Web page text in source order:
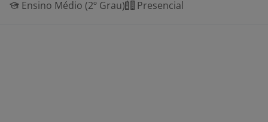
Ensino Médio (2º Grau)
Presencial